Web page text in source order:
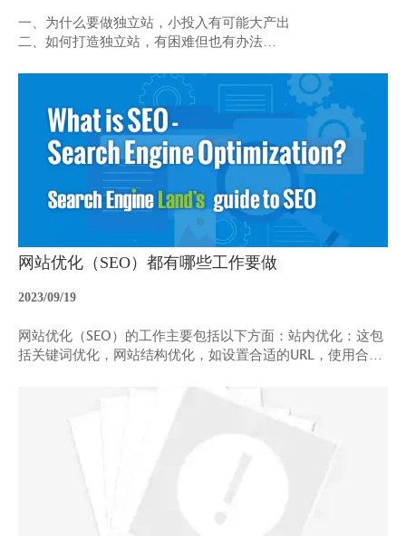
一、为什么要做独立站，小投入有可能大产出
二、如何打造独立站，有困难但也有办法
网站优化（SEO）都有哪些工作要做
2023/09/19
网站优化（SEO）的工作主要包括以下方面：站内优化：这包
括关键词优化，网站结构优化，如设置合适的URL，使用合适
内容优化，比如提高内容的独特性和质量，合理使用关键词，
确保网页加载速度等。站外优化：主要是外链建设，通过在其
他高质量网站上建立链接，引导搜索引擎蜘蛛到你的网站。同